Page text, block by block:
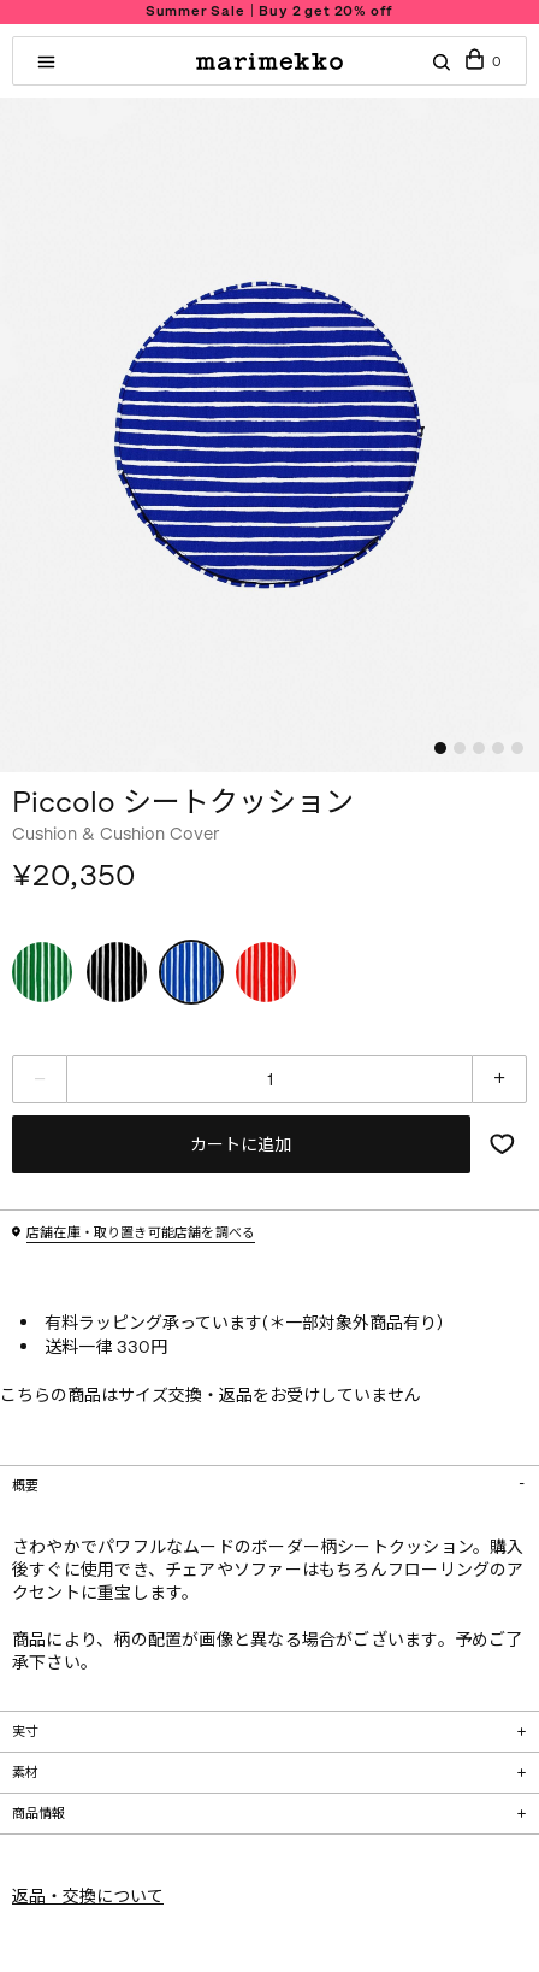
Summer Sale｜Buy 2 get 20% off
0
Piccolo シートクッション
Cushion & Cushion Cover
¥20,350
カートに追加
店舗在庫・取り置き可能店舗を調べる
有料ラッピング承っています(＊一部対象外商品有り）
送料一律 330円
こちらの商品はサイズ交換・返品をお受けしていません
概要
さわやかでパワフルなムードのボーダー柄シートクッション。購入
後すぐに使用でき、チェアやソファーはもちろんフローリングのア
クセントに重宝します。
商品により、柄の配置が画像と異なる場合がございます。予めご了
承下さい。
実寸
素材
商品情報
返品・交換について